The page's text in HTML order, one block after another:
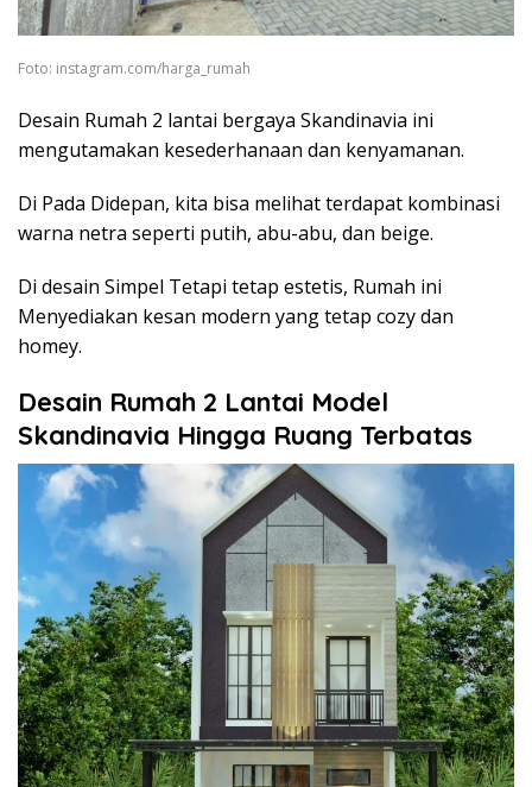
Foto: instagram.com/harga_rumah
Desain Rumah 2 lantai bergaya Skandinavia ini
mengutamakan kesederhanaan dan kenyamanan.
Di Pada Didepan, kita bisa melihat terdapat kombinasi
warna netra seperti putih, abu-abu, dan beige.
Di desain Simpel Tetapi tetap estetis, Rumah ini
Menyediakan kesan modern yang tetap cozy dan
homey.
Desain Rumah 2 Lantai Model
Skandinavia Hingga Ruang Terbatas